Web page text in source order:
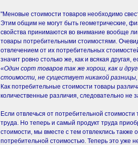
"Меновые стоимости товаров необходимо
Этим общим не могут быть геометрические,
свойства принимаются во внимание вообще
товары потребительными стоимостями.
отвлечением от их потребительных
значит ровно столько же, как и всякая
«Один сорт товаров так же хорош, как и
стоимости, не существует никакой
Как потребительные стоимости товары
количественные различия, следовательно не
Если отвлечься от потребительной
труда. Но теперь и самый продукт труда
стоимости, мы вместе с тем отвлеклись также
потребительной стоимостью. Теперь это уже